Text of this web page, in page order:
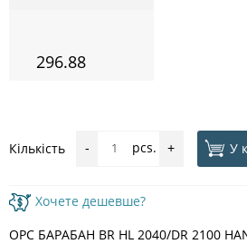
296.88
Кількість - pcs. + У
Хочете дешевше?
OPC БАРАБАН BR HL 2040/DR 2100